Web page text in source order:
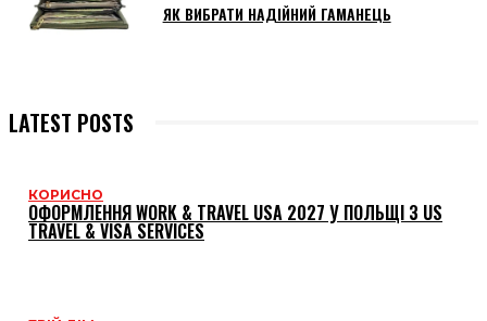
ЯК ВИБРАТИ НАДІЙНИЙ ГАМАНЕЦЬ
LATEST POSTS
КОРИСНО
ОФОРМЛЕННЯ WORK & TRAVEL USA 2027 У ПОЛЬЩІ З US
TRAVEL & VISA SERVICES